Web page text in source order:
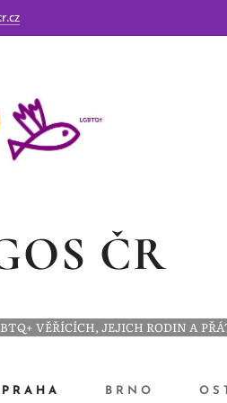
ČR
VĚŘÍCÍCH, JEJICH RODIN A
PRAHA BRNO